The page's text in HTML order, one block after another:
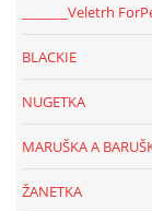
_______Veletrh
BLACKIE
NUGETKA
MARUŠKA A
ŽANETKA